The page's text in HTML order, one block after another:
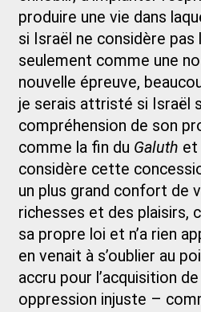
produire une vie dans
si Israël ne considère
seulement comme une
nouvelle épreuve,
je serais attristé si Israël
compréhension de son
comme la fin du Galuth et
considère cette
un plus grand confort de
richesses et des plaisirs,
sa propre loi et n’a rien
en venait à s’oublier au
accru pour l’acquisition
oppression injuste –